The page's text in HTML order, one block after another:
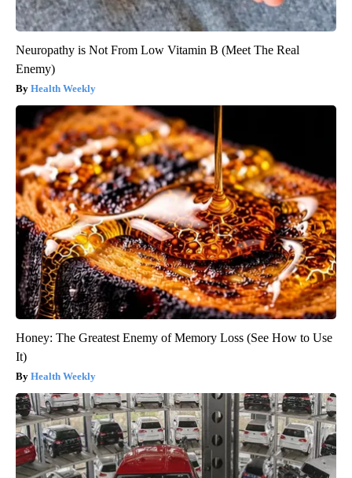
Neuropathy is Not From Low Vitamin B (Meet The Real
Enemy)
Health Weekly
Honey: The Greatest Enemy of Memory Loss (See How to Use
It)
Health Weekly